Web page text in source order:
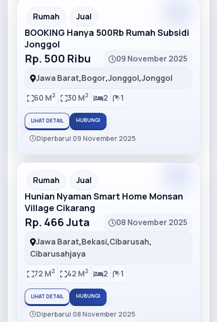
Partner Ad
Rumah Jual
BOOKING Hanya 500Rb Rumah Subsidi
Jonggol
Rp. 500 Ribu
09 November 2025
Jawa Barat,Bogor,Jonggol,Jonggol
60 M2 30 M2 2 1
LIHAT DETAIL HUBUNGI
Diperbarui 09 November 2025
Partner Ad
Rumah Jual
Hunian Nyaman Smart Home Monsan
Village Cikarang
Rp. 466 Juta
08 November 2025
Jawa Barat,Bekasi,Cibarusah,
Cibarusahjaya
72 M2 42 M2 2 1
LIHAT DETAIL HUBUNGI
Diperbarui 08 November 2025